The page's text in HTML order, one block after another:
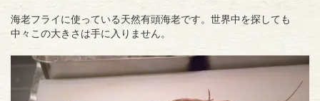
海老フライに使っている天然有頭海老です。世界中を探しても
中々この大きさは手に入りません。